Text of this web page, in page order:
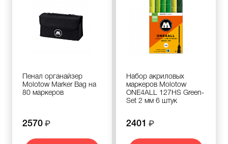
Пенал органайзер
Molotow Marker Bag на
80 маркеров
2570
Набор акриловых
маркеров Molotow
ONE4ALL 127HS Green-
Set 2 мм 6 штук
2401